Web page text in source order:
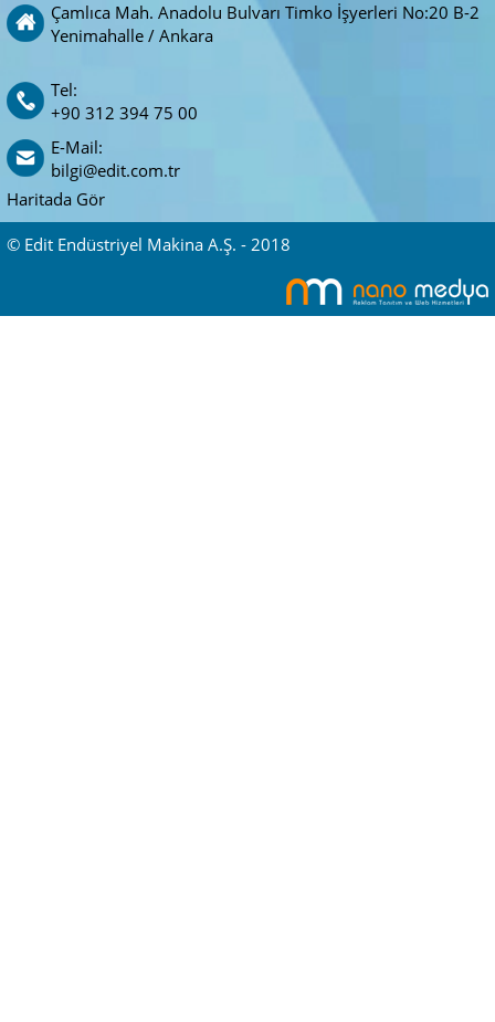
Çamlıca Mah. Anadolu Bulvarı Timko İşyerleri No:20 B-2
Yenimahalle / Ankara
Tel:
+90 312 394 75 00
E-Mail:
bilgi@edit.com.tr
Haritada Gör
© Edit Endüstriyel Makina A.Ş. - 2018